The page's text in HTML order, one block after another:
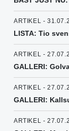
ARTIKEL -
LISTA: Tio
ARTIKEL -
GALLERI:
ARTIKEL -
GALLERI:
ARTIKEL -